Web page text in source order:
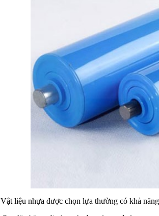
Vật liệu nhựa được chọn lựa thường có khả